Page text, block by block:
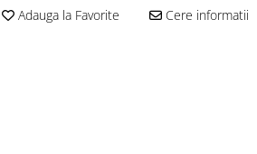
Adauga la Favorite Cere informatii